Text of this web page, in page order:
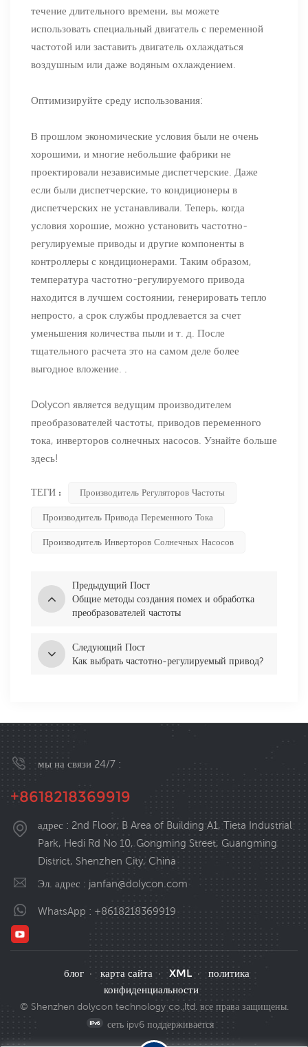
течение длительного времени, вы можете
использовать специальный двигатель с переменной
частотой или заставить двигатель охлаждаться
воздушным или даже водяным охлаждением.
Оптимизируйте среду использования:
В прошлом экономические условия были не очень
хорошими, и многие небольшие фабрики не
проектировали независимые диспетчерские. Даже
если были диспетчерские, то кондиционеры в
диспетчерских не устанавливали. Теперь, когда
условия хорошие, можно установить частотно-
регулируемые приводы и другие компоненты в
контроллеры с кондиционерами. Таким образом,
температура частотно-регулируемого привода
находится в лучшем состоянии, генерировать тепло
непросто, а срок службы продлевается за счет
уменьшения количества пыли и т. д. После
тщательного расчета это на самом деле более
выгодное вложение. .
Dolycon является ведущим производителем
преобразователей частоты, приводов переменного
тока, инверторов солнечных насосов. Узнайте больше
здесь!
ТЕГИ : Производитель Регуляторов Частоты
Производитель Привода Переменного Тока
Производитель Инверторов Солнечных Насосов
Предыдущий Пост
Общие методы создания помех и обработка
преобразователей частоты
Следующий Пост
Как выбрать частотно-регулируемый привод?
мы на связи 24/7 :
+8618218369919
адрес : 2nd Floor, B Area of Building A1, Tieta Industrial
Park, Hedi Rd No 10, Gongming Street, Guangming
District, Shenzhen City, China
Эл. адрес : janfan@dolycon.com
WhatsApp : +8618218369919
блог · карта сайта · XML ·
политика
конфиденциальности
© Shenzhen dolycon technology co.,ltd. все права защищены.
сеть ipv6 поддерживается